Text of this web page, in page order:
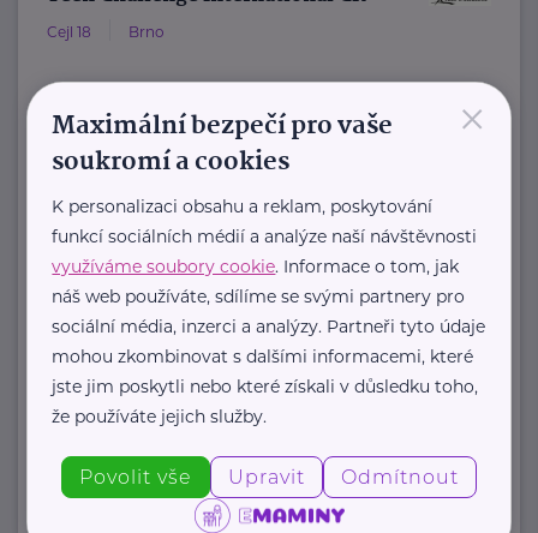
Cejl 18 Brno
Teen Challenge ČR patří do sítě
služeb mezinárodní křesťanské
organizace Teen Challenge.
Organizace byla založena ...
www.teenchallenge.cz
+420 775 556 634
marsalova@teenchallenge.cz
Zobrazit přehled společností
×
Maximální bezpečí pro vaše
soukromí a cookies
K personalizaci obsahu a reklam, poskytování
funkcí sociálních médií a analýze naší návštěvnosti
využíváme soubory cookie. Informace o tom, jak
náš web používáte, sdílíme se svými partnery pro
sociální média, inzerci a analýzy. Partneři tyto údaje
mohou zkombinovat s dalšími informacemi, které
jste jim poskytli nebo které získali v důsledku toho,
že používáte jejich služby.
Povolit vše Upravit Odmítnout